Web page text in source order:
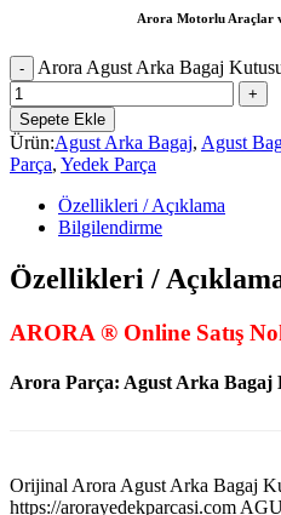
Arora Motorlu Araçlar
Arora Agust Arka Bagaj Kutusu
Sepete Ekle
Ürün:Agust Arka Bagaj, Agust
Parça, Yedek Parça
Özellikleri / Açıklama
Bilgilendirme
Özellikleri /
ARORA ® Online Satış
Arora Parça: Agust Arka Bagaj
Orijinal Arora Agust Arka Bagaj
https://arorayedekparcasi.com